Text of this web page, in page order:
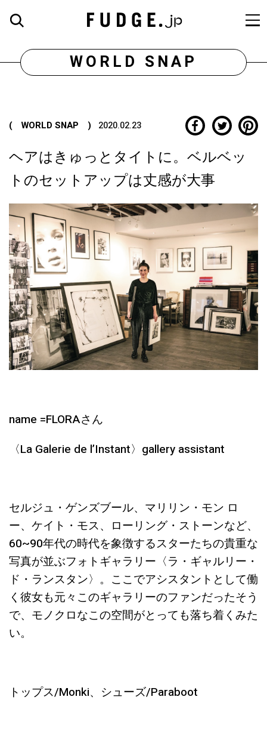
WORLD SNAP
( WORLD SNAP ) 2020.02.23
ヘアはきゅっとタイトに。ベルベッ
トのセットアップは丈感が大事
name =FLORAさん
〈La Galerie de l’Instant〉gallery assistant
セルジュ・ゲンズブール、マリリン・モン ロ
ー、ケイト・モス、ローリング・ストーンなど、
60~90年代の時代を象徴するスターたちの貴重な
写真が並ぶフォトギャラリー〈ラ・ギャルリー・
ド・ランスタン〉。ここでアシスタントとして働
く彼女も元々このギャラリーのファンだったそう
で、モノクロなこの空間がとっても落ち着くみた
い。
トップス/Monki、シューズ/Paraboot